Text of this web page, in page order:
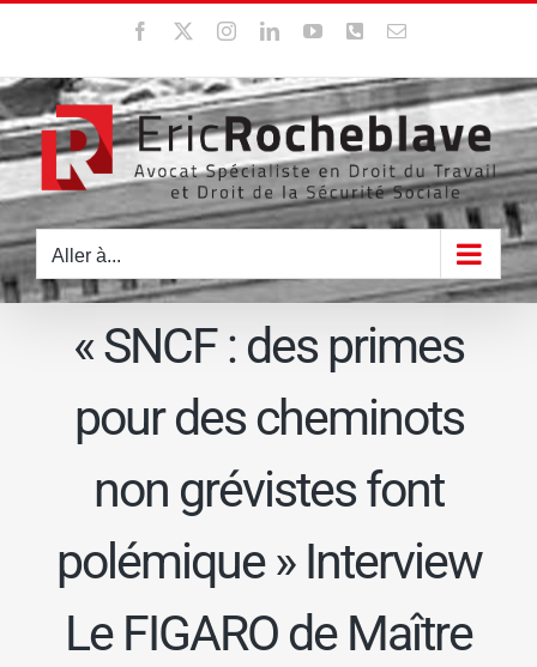
contenu
Facebook InstagramLinkedInYouTubeWhatsApp
Email
Aller à...
« SNCF : des primes
pour des cheminots
non grévistes font
polémique » Interview
Le FIGARO de Maître